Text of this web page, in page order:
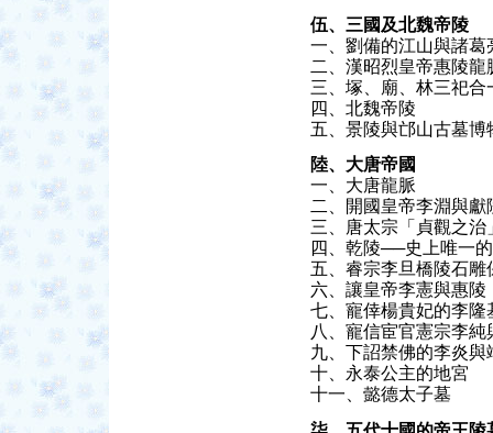
伍、三國及北魏帝陵
一、劉備的江山與諸葛
二、漢昭烈皇帝惠陵龍
三、塚、廟、林三祀合
四、北魏帝陵
五、景陵與邙山古墓博
陸、大唐帝國
一、大唐龍脈
二、開國皇帝李淵與獻
三、唐太宗「貞觀之治
四、乾陵──史上唯一
五、睿宗李旦橋陵石雕
六、讓皇帝李憲與惠陵
七、寵倖楊貴妃的李隆
八、寵信宦官憲宗李純
九、下詔禁佛的李炎與
十、永泰公主的地宮
十一、懿德太子墓